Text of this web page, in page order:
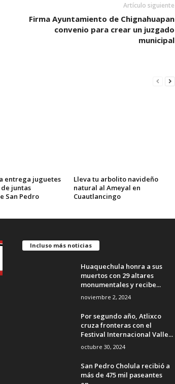
Artículo siguiente
Firma Ayuntamiento de Chignahuapan
convenio para crear un juzgado
municipal
entrega juguetes
juntas
San Pedro
Lleva tu arbolito navideño
natural al Ameyal en
Cuautlancingo
Incluso más noticias
Huaquechula honra a sus
muertos con 29 altares
monumentales y recibe...
noviembre 2, 2024
Por segundo año, Atlixco
cruza fronteras con el
Festival Internacional Valle...
octubre 30, 2024
San Pedro Cholula recibió a
más de 475 mil paseantes